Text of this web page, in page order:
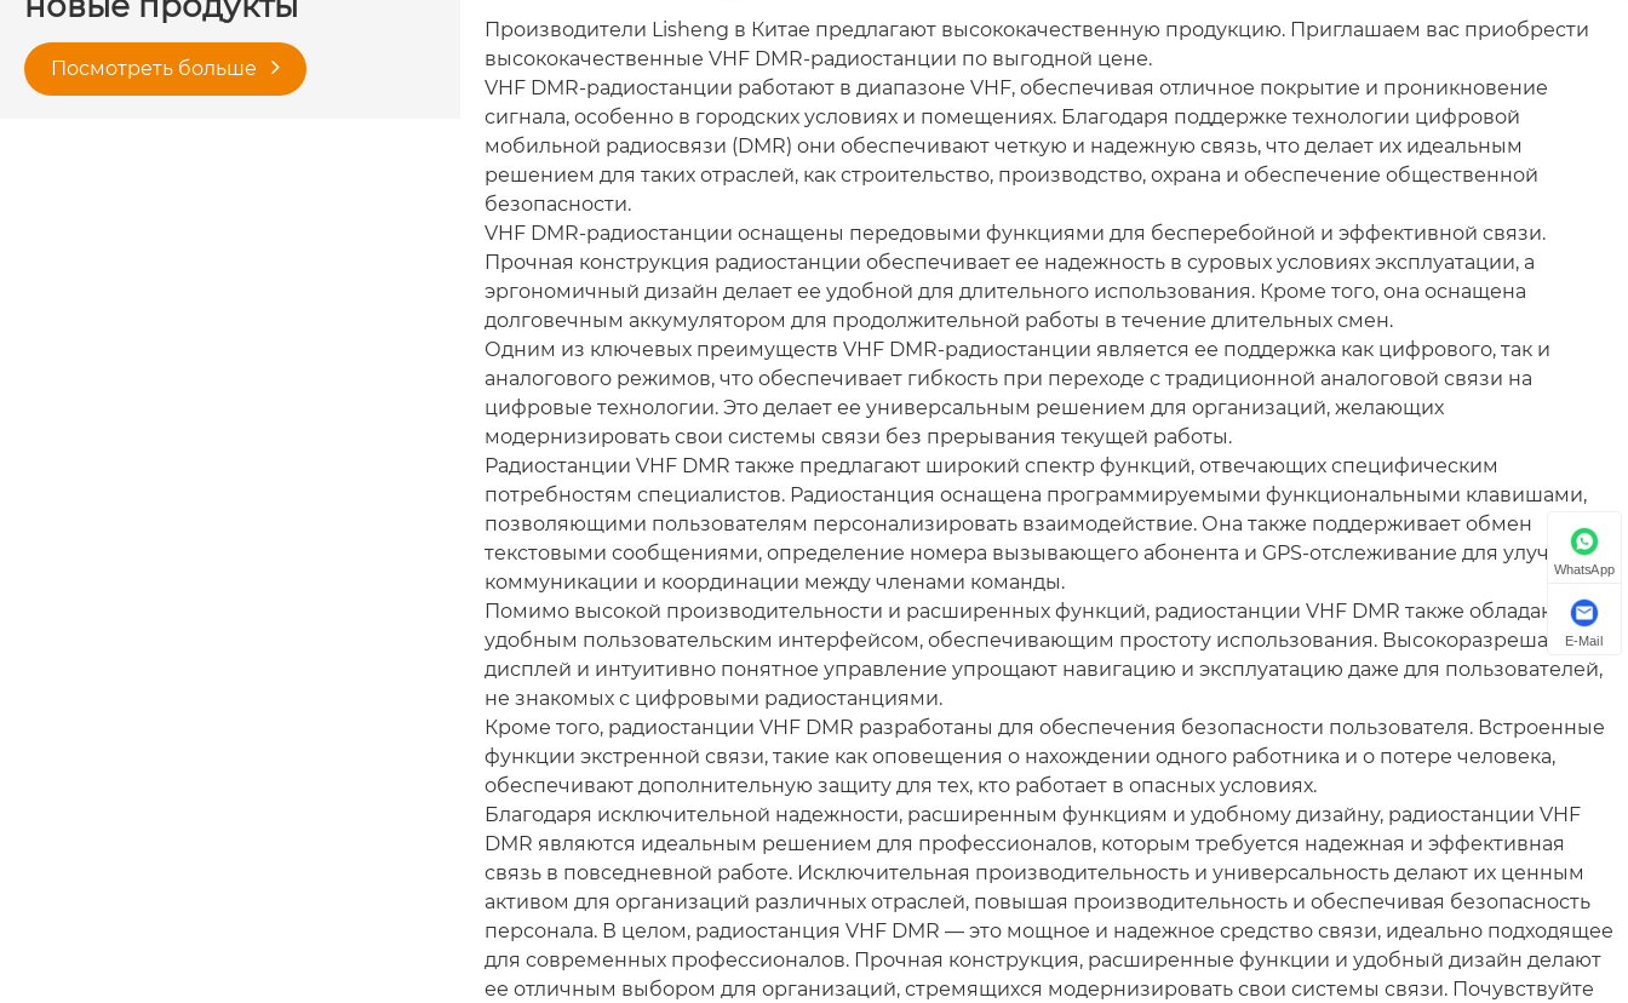
Посмотреть больше
Производители Lisheng в Китае предлагают высококачественную продукцию. Приглашаем вас приобрести
высококачественные VHF DMR-радиостанции по выгодной цене.
VHF DMR-радиостанции работают в диапазоне VHF, обеспечивая отличное покрытие и проникновение
сигнала, особенно в городских условиях и помещениях. Благодаря поддержке технологии цифровой
мобильной радиосвязи (DMR) они обеспечивают четкую и надежную связь, что делает их идеальным
решением для таких отраслей, как строительство, производство, охрана и обеспечение общественной
безопасности.
VHF DMR-радиостанции оснащены передовыми функциями для бесперебойной и эффективной связи.
Прочная конструкция радиостанции обеспечивает ее надежность в суровых условиях эксплуатации, а
эргономичный дизайн делает ее удобной для длительного использования. Кроме того, она оснащена
долговечным аккумулятором для продолжительной работы в течение длительных смен.
Одним из ключевых преимуществ VHF DMR-радиостанции является ее поддержка как цифрового, так и
аналогового режимов, что обеспечивает гибкость при переходе с традиционной аналоговой связи на
цифровые технологии. Это делает ее универсальным решением для организаций, желающих
модернизировать свои системы связи без прерывания текущей работы.
Радиостанции VHF DMR также предлагают широкий спектр функций, отвечающих специфическим
потребностям специалистов. Радиостанция оснащена программируемыми функциональными клавишами,
позволяющими пользователям персонализировать взаимодействие. Она также поддерживает обмен
текстовыми сообщениями, определение номера вызывающего абонента и GPS-отслеживание для улучшения
коммуникации и координации между членами команды.
Помимо высокой производительности и расширенных функций, радиостанции VHF DMR также обладают
удобным пользовательским интерфейсом, обеспечивающим простоту использования. Высокоразрешающий
дисплей и интуитивно понятное управление упрощают навигацию и эксплуатацию даже для пользователей,
не знакомых с цифровыми радиостанциями.
Кроме того, радиостанции VHF DMR разработаны для обеспечения безопасности пользователя. Встроенные
функции экстренной связи, такие как оповещения о нахождении одного работника и о потере человека,
обеспечивают дополнительную защиту для тех, кто работает в опасных условиях.
Благодаря исключительной надежности, расширенным функциям и удобному дизайну, радиостанции VHF
DMR являются идеальным решением для профессионалов, которым требуется надежная и эффективная
связь в повседневной работе. Исключительная производительность и универсальность делают их ценным
активом для организаций различных отраслей, повышая производительность и обеспечивая безопасность
персонала. В целом, радиостанция VHF DMR — это мощное и надежное средство связи, идеально подходящее
для современных профессионалов. Прочная конструкция, расширенные функции и удобный дизайн делают
ее отличным выбором для организаций, стремящихся модернизировать свои системы связи. Почувствуйте
WhatsApp
E-Mail